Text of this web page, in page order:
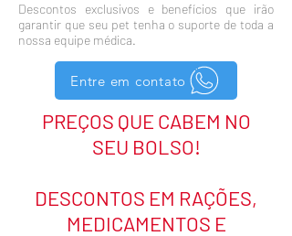
Descontos exclusivos e benefícios que irão
garantir que seu pet tenha o suporte de toda a
nossa equipe médica.
Entre em contato
PREÇOS QUE CABEM NO
SEU BOLSO!
DESCONTOS EM RAÇÕES,
MEDICAMENTOS E